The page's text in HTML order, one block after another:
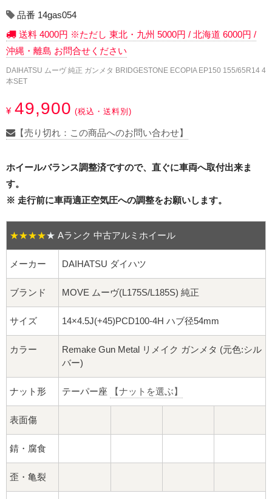
12インチ：夏タイヤホイール
13インチ：夏タイヤホイール
14インチ：夏タイヤホイール
15インチ：夏タイヤホイール
16インチ：夏タイヤホイール
17インチ：夏タイヤホイール
19インチ：夏タイヤホイール
20インチ：夏タイヤホイール
ホイールナット
ロング球面ナット
ショート球面ナット
貫通ナット
品番 14gas054
送料 4000円 ※ただし 東北・九州 5000円 / 北海道 6000円 /
沖縄・離島 お問合せください
DAIHATSU ムーヴ 純正 ガンメタ BRIDGESTONE ECOPIA EP150 155/65R14 4
本SET
¥ 49,900 (税込・送料別)
【売り切れ：この商品へのお問い合わせ】
ホイールバランス調整済ですので、直ぐに車両へ取付出来ま
す。
※ 走行前に車両適正空気圧への調整をお願いします。
★★★★★ Aランク 中古アルミホイール
メーカー DAIHATSU ダイハツ
ブランド MOVE ムーヴ(L175S/L185S) 純正
サイズ 14×4.5J(+45)PCD100-4H ハブ径54mm
カラー
Remake Gun Metal リメイク ガンメタ (元色:シル
バー)
ナット形 テーパー座 【ナットを選ぶ】
表面傷
錆・腐食
歪・亀裂